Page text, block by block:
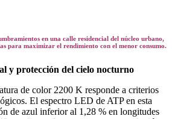
en una calle residencial del núcleo urbano,
para maximizar el rendimiento con el menor consumo.
y protección del cielo nocturno
de color 2200 K responde a criterios
El espectro LED de ATP en esta
de azul inferior al 1,28 % en longitudes